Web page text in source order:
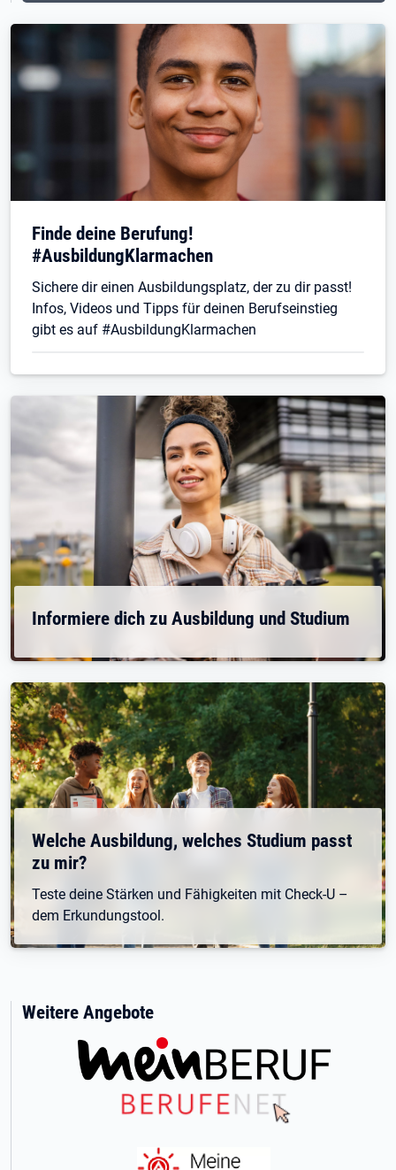
Finde deine Berufung!
#AusbildungKlarmachen
Sichere dir einen Ausbildungsplatz, der zu dir passt!
Infos, Videos und Tipps für deinen Berufseinstieg
gibt es auf #AusbildungKlarmachen
Informiere dich zu Ausbildung und Studium
Welche Ausbildung, welches Studium passt
zu mir?
Teste deine Stärken und Fähigkeiten mit Check-U –
dem Erkundungstool.
Weitere Angebote